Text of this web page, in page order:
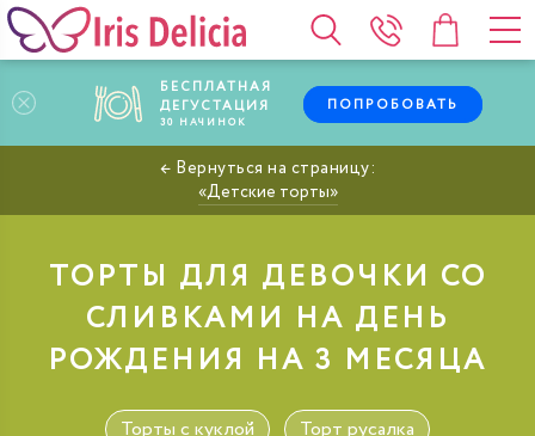
БЕСПЛАТНАЯ
ДЕГУСТАЦИЯ
30 НАЧИНОК
ПОПРОБОВАТЬ
Детские торты
ТОРТЫ ДЛЯ ДЕВОЧКИ СО
СЛИВКАМИ НА ДЕНЬ
РОЖДЕНИЯ НА 3 МЕСЯЦА
Торты с куклой Торт русалка